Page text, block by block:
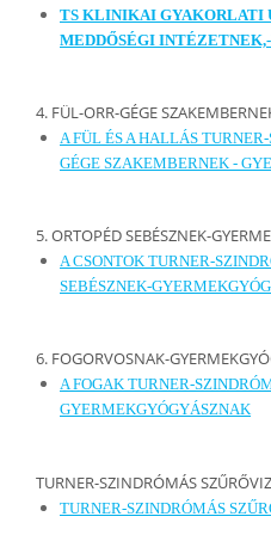
TS KLINIKAI GYAKORLATI
MEDDŐSÉGI
4. FÜL-ORR-GÉGE
A FÜL ÉS A HALLÁS
GÉGE SZAKEMBERNEK -
5. ORTOPÉD SEBÉSZNEK-
A CSONTOK TURNER-
SEBÉSZNEK-
6. FOGORVOSNAK-
A FOGAK TURNER-
GYERMEKGYÓGYÁSZNAK
TURNER-SZINDRÓMÁS
TURNER-SZINDRÓMÁS